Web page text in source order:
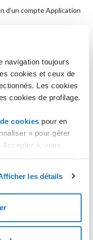
navigation toujours
cookies et ceux de
Les cookies
cookies de profilage.
cookies pour en
» pour gérer
», vous
sur votre appareil. En
les détails
d'un compte Application